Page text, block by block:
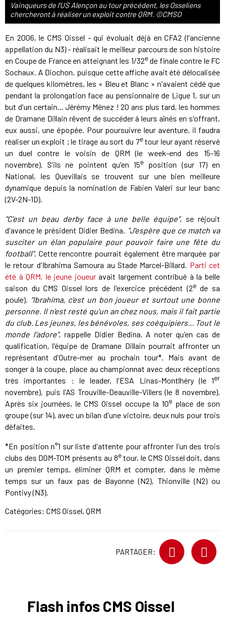
Vainqueurs de l'US Alençon au tour précédent, les Osseliens
chercheront à réaliser un exploit contre QRM. ©CMSO
En 2006, le CMS Oissel - qui évoluait déjà en CFA2 (l'ancienne
appellation du N3) - réalisait le meilleur parcours de son histoire
en Coupe de France en atteignant les 1/32ede finale contre le FC
Sochaux. A Diochon, puisque cette affiche avait été délocalisée
de quelques kilomètres, les « Bleu et Blanc » n'avaient cédé que
pendant la prolongation face au pensionnaire de Ligue 1, sur un
but d'un certain... Jérémy Ménez ! 20 ans plus tard, les hommes
de Dramane Dillain rêvent de succéder à leurs aînés en s'offrant,
eux aussi, une épopée. Pour poursuivre leur aventure, il faudra
réaliser un exploit ; le tirage au sort du 7etour leur ayant réservé
un duel contre le voisin de QRM (le week-end des 15-16
novembre). S'ils ne pointent qu'en 15e
position (sur 17) en
National, les Quevillais se trouvent sur une bien meilleure
dynamique depuis la nomination de Fabien Valéri sur leur banc
(2V-2N-1D).
"C'est un beau derby face à une belle équipe", se réjouit
d'avance le président Didier Bedina. "J'espère que ce match va
susciter un élan populaire pour pouvoir faire une fête du
football". Cette rencontre pourrait également être marquée par
le retour d'Ibrahima Samoura au Stade Marcel-Billard. Parti cet
été à QRM, le jeune joueuravait largement contribué à la belle
saison du CMS Oissel lors de l'exercice précédent (2ede sa
poule). "Ibrahima, c'est un bon joueur et surtout une bonne
personne. Il n'est resté qu'un an chez nous, mais il fait partie
du club. Les jeunes, les bénévoles, ses coéquipiers... Tout le
monde l'adore", rappelle Didier Bedina. A noter qu'en cas de
qualification, l'équipe de Dramane Dillain pourrait affronter un
représentant d'Outre-mer au prochain tour*. Mais avant de
songer à la coupe, place au championnat avec deux réceptions
très importantes : le leader, l'ESA Linas-Montlhéry (le 1er
novembre), puis l'AS Trouville-Deauville-Villers (le 8 novembre).
Après six journées, le CMS Oissel occupe la 10eplace de son
groupe (sur 14), avec un bilan d'une victoire, deux nuls pour trois
défaites.
*En position n°1 sur liste d'attente pour affronter l'un des trois
clubs des DOM-TOM présents au 8etour, le CMS Oissel doit, dans
un premier temps, éliminer QRM et compter, dans le même
temps sur un faux pas de Bayonne (N2), Thionville (N2) ou
Pontivy (N3).
Catégories: CMS Oissel, QRM
PARTAGER:
Flash infos CMS Oissel